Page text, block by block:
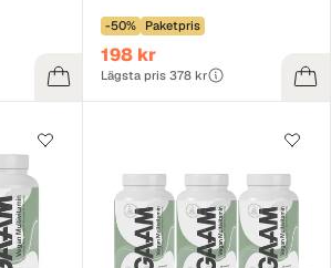
-50% Paketpris
198 kr
Lägsta pris 378 kr